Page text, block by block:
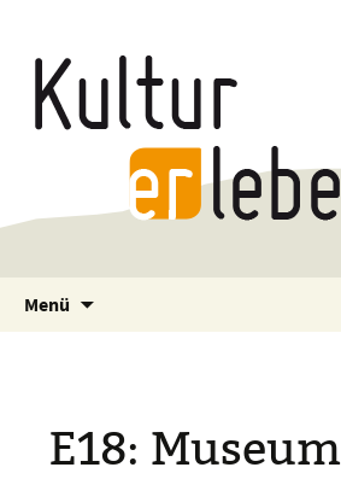
Menü
E18: Museum